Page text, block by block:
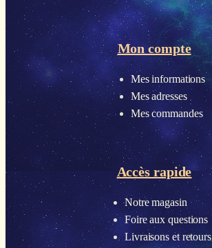
Mon compte
Mes informations
Mes adresses
Mes commandes
Accès rapide
Notre magasin
Foire aux questions
Livraisons et retours